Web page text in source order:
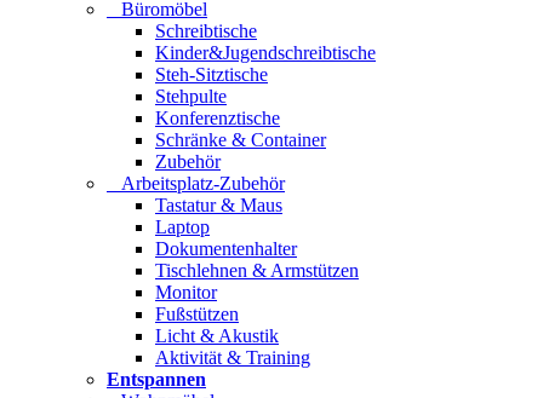
Büromöbel
Schreibtische
Kinder&Jugendschreibtische
Steh-Sitztische
Stehpulte
Konferenztische
Schränke & Container
Zubehör
Arbeitsplatz-Zubehör
Tastatur & Maus
Laptop
Dokumentenhalter
Tischlehnen & Armstützen
Monitor
Fußstützen
Licht & Akustik
Aktivität & Training
Entspannen